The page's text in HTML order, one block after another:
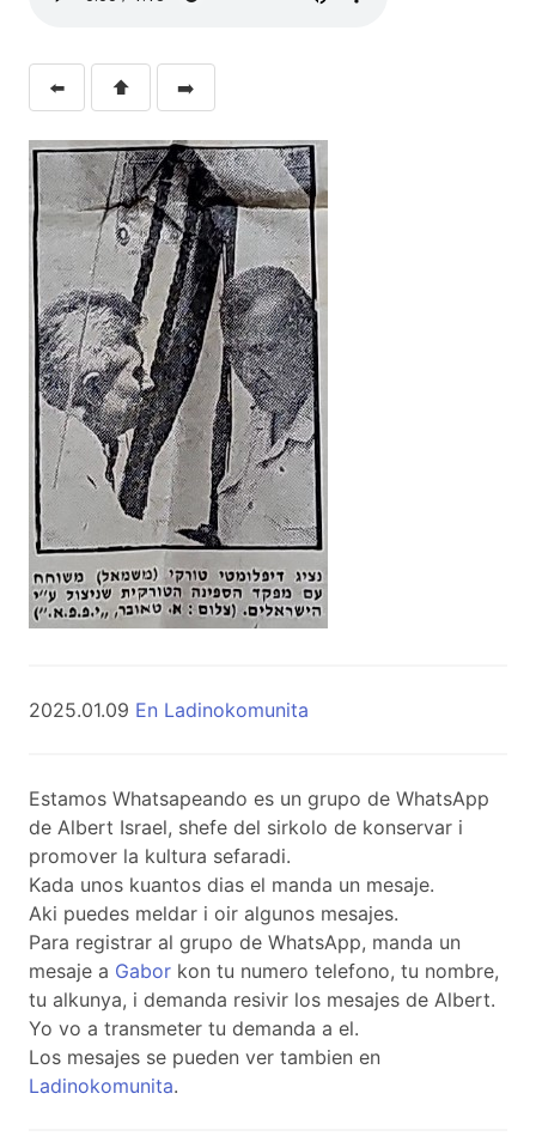
⬅️ ⬆️ ➡️
2025.01.09 En Ladinokomunita
Estamos Whatsapeando es un grupo de WhatsApp
de Albert Israel, shefe del sirkolo de konservar i
promover la kultura sefaradi.
Kada unos kuantos dias el manda un mesaje.
Aki puedes meldar i oir algunos mesajes.
Para registrar al grupo de WhatsApp, manda un
mesaje a Gabor kon tu numero telefono, tu nombre,
tu alkunya, i demanda resivir los mesajes de Albert.
Yo vo a transmeter tu demanda a el.
Los mesajes se pueden ver tambien en
Ladinokomunita.